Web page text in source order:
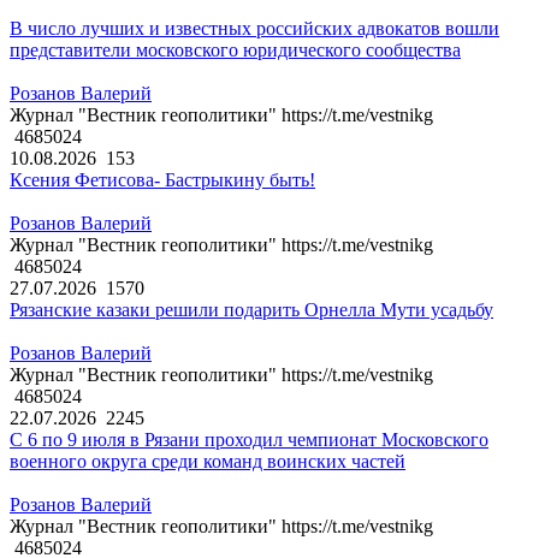
В число лучших и известных российских адвокатов вошли
представители московского юридического сообщества
Розанов Валерий
Журнал "Вестник геополитики" https://t.me/vestnikg
4685024
10.08.2026 153
Ксения Фетисова- Бастрыкину быть!
Розанов Валерий
Журнал "Вестник геополитики" https://t.me/vestnikg
4685024
27.07.2026 1570
Рязанские казаки решили подарить Орнелла Мути усадьбу
Розанов Валерий
Журнал "Вестник геополитики" https://t.me/vestnikg
4685024
22.07.2026 2245
С 6 по 9 июля в Рязани проходил чемпионат Московского
военного округа среди команд воинских частей
Розанов Валерий
Журнал "Вестник геополитики" https://t.me/vestnikg
4685024